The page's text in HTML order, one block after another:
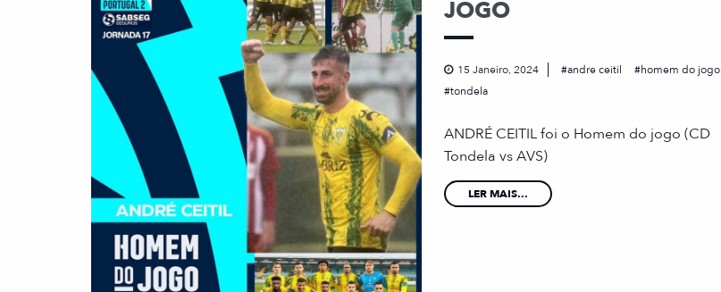
JOGO
15 Janeiro, 2024 andre ceitil
homem do jogo
tondela
ANDRÉ CEITIL foi o Homem do jogo (CD
Tondela vs AVS)
LER MAIS...